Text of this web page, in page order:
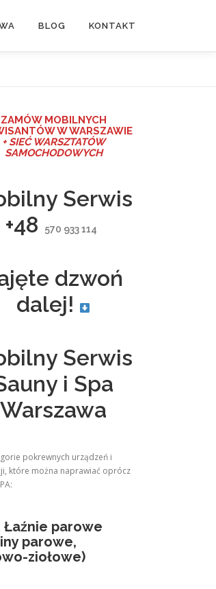
BLOG KONTAKT
ZAMÓW MOBILNYCH
W WARSZAWIE
+ SIEĆ WARSZTATÓW
SAMOCHODOWYCH
Serwis
+48
570 933 114
dzwoń
dalej!
Serwis
i Spa
Warszawa
pokrewnych urządzeń i
które można naprawiać oprócz
Łaźnie parowe
parowe,
ziołowe)